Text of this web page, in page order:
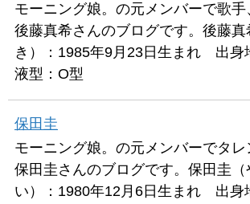
モーニング娘。の元メンバーで歌
後藤真希さんのブログです。後藤真
き）：1985年9月23日生まれ 出
液型：O型
保田圭
モーニング娘。の元メンバーでタ
保田圭さんのブログです。保田圭（
い）：1980年12月6日生まれ 出